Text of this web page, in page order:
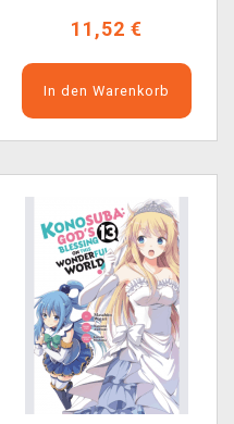
11,52 €
In den Warenkorb